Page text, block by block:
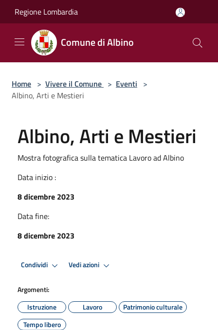
Regione Lombardia
Comune di Albino
Home > Vivere il Comune > Eventi >
Albino, Arti e Mestieri
Albino, Arti e Mestieri
Mostra fotografica sulla tematica Lavoro ad Albino
Data inizio :
8 dicembre 2023
Data fine:
8 dicembre 2023
Condividi Vedi azioni
Argomenti:
Istruzione
Lavoro
Patrimonio culturale
Tempo libero